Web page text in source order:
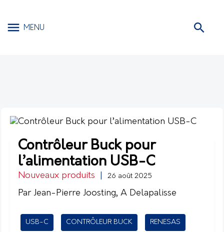
MENU
Contrôleur Buck pour
l’alimentation USB-C
Nouveaux produits 26 août 2025
Par Jean-Pierre Joosting, A Delapalisse
USB-C CONTRÔLEUR BUCK RENESAS